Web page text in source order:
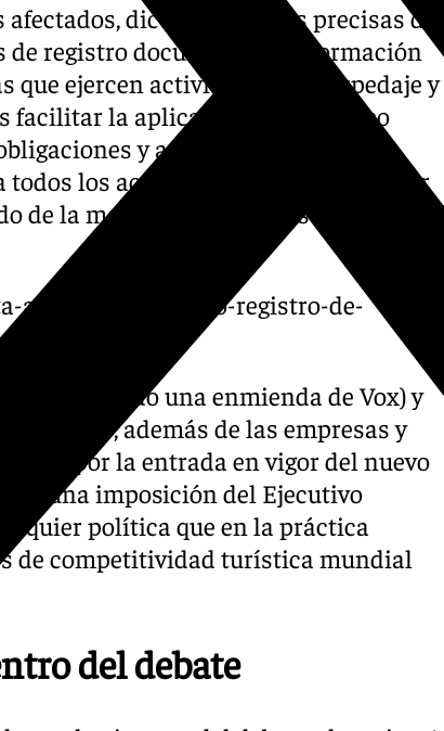
dicte las normas precisas de
de registro documental e información
que ejercen actividades de hospedaje y
facilitar la aplicación de un marco
y aportando plenas
todos los actores de la cadena de valor
de la moción urgente presentada por
a-malaga-el-nuevo-registro-de-
ha aceptado una enmienda de Vox) y
turístico, además de las empresas y
por la entrada en vigor del nuevo
«una imposición del Ejecutivo
política que en la práctica
de competitividad turística mundial
del debate